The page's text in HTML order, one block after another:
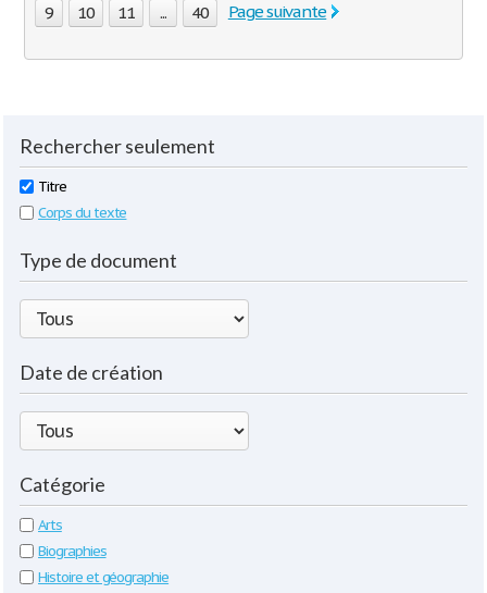
9 10 11 ... 40 Page suivante
Rechercher seulement
Titre
Corps du texte
Type de document
Date de création
Catégorie
Arts
Biographies
Histoire et géographie